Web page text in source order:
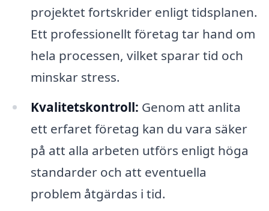
projektet fortskrider enligt tidsplanen.
Ett professionellt företag tar hand om
hela processen, vilket sparar tid och
minskar stress.
Kvalitetskontroll: Genom att anlita
ett erfaret företag kan du vara säker
på att alla arbeten utförs enligt höga
standarder och att eventuella
problem åtgärdas i tid.